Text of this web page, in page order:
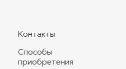
Контакты
Способы
приобретения